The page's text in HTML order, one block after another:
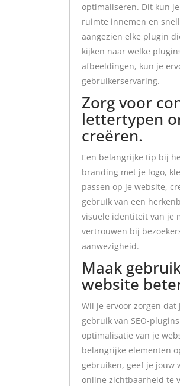
optimaliseren. Dit kun
ruimte innemen en
aangezien elke plugin
kijken naar welke
afbeeldingen, kun je
gebruikerservaring.
Zorg voor
lettertypen
creëren.
Een belangrijke tip bij
branding met je logo,
passen op je website,
gebruik van een
visuele identiteit van je
vertrouwen bij
aanwezigheid.
Maak
website
Wil je ervoor zorgen dat
gebruik van SEO-
optimalisatie van je
belangrijke elementen
gebruiken, geef je jouw
online zichtbaarheid te